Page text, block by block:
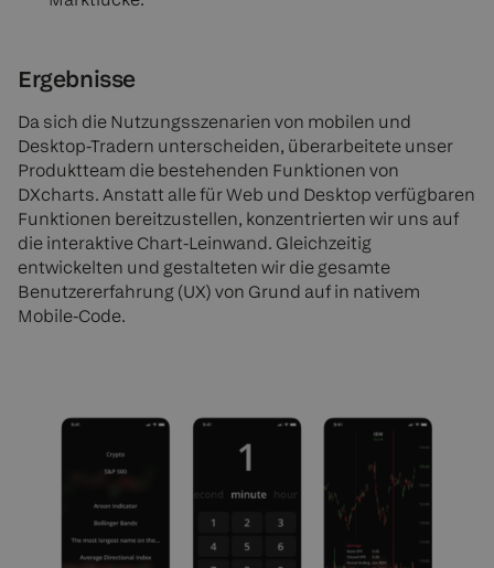
Ergebnisse
Da sich die Nutzungsszenarien von mobilen und
Desktop-Tradern unterscheiden, überarbeitete unser
Produktteam die bestehenden Funktionen von
DXcharts. Anstatt alle für Web und Desktop verfügbaren
Funktionen bereitzustellen, konzentrierten wir uns auf
die interaktive Chart-Leinwand. Gleichzeitig
entwickelten und gestalteten wir die gesamte
Benutzererfahrung (UX) von Grund auf in nativem
Mobile-Code.